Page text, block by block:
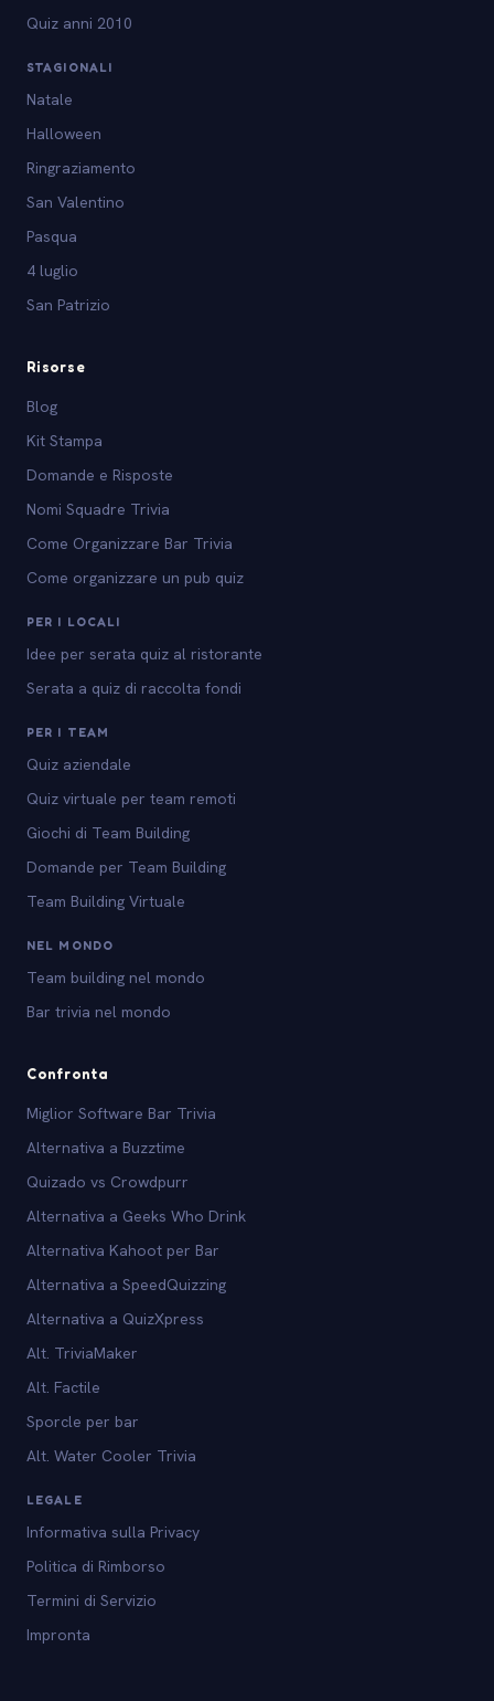
Quiz anni 2010
STAGIONALI
Natale
Halloween
Ringraziamento
San Valentino
Pasqua
4 luglio
San Patrizio
Risorse
Blog
Kit Stampa
Domande e Risposte
Nomi Squadre Trivia
Come Organizzare Bar Trivia
Come organizzare un pub quiz
PER I LOCALI
Idee per serata quiz al ristorante
Serata a quiz di raccolta fondi
PER I TEAM
Quiz aziendale
Quiz virtuale per team remoti
Giochi di Team Building
Domande per Team Building
Team Building Virtuale
NEL MONDO
Team building nel mondo
Bar trivia nel mondo
Confronta
Miglior Software Bar Trivia
Alternativa a Buzztime
Quizado vs Crowdpurr
Alternativa a Geeks Who Drink
Alternativa Kahoot per Bar
Alternativa a SpeedQuizzing
Alternativa a QuizXpress
Alt. TriviaMaker
Alt. Factile
Sporcle per bar
Alt. Water Cooler Trivia
LEGALE
Informativa sulla Privacy
Politica di Rimborso
Termini di Servizio
Impronta